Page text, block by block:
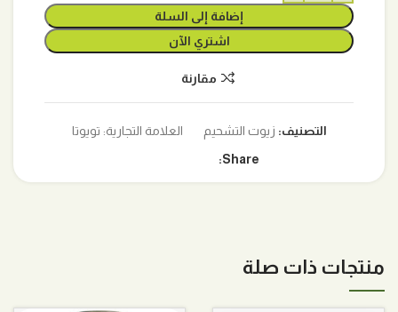
إضافة إلى السلة
اشتري الآن
مقارنة
التصنيف: زيوت التشحيم العلامة التجارية: تويوتا
Share:
منتجات ذات صلة